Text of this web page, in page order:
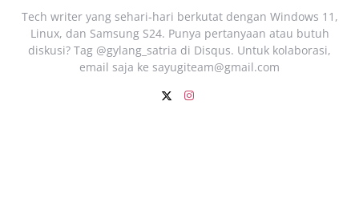
Tech writer yang sehari‑hari berkutat dengan Windows 11,
Linux, dan Samsung S24. Punya pertanyaan atau butuh
diskusi? Tag @gylang_satria di Disqus. Untuk kolaborasi,
email saja ke sayugiteam@gmail.com